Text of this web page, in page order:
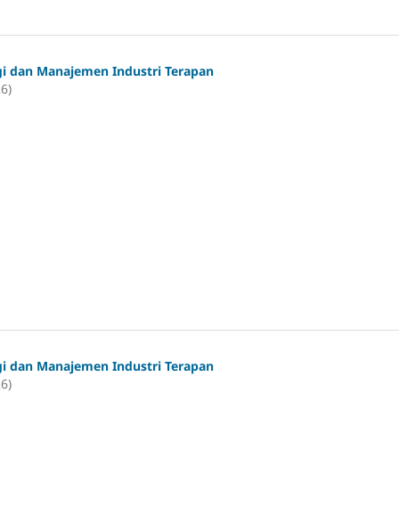
dan Manajemen Industri Terapan
dan Manajemen Industri Terapan